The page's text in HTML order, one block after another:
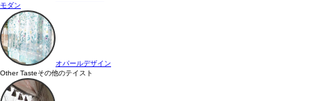
モダン
オパールデザイン
Other Tasteその他のテイスト